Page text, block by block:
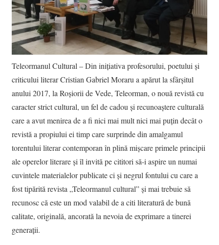
Teleormanul Cultural – Din inițiativa profesorului, poetului și
criticului literar Cristian Gabriel Moraru a apărut la sfârșitul
anului 2017, la Roșiorii de Vede, Teleorman, o nouă revistă cu
caracter strict cultural, un fel de cadou și recunoaștere culturală
care a avut menirea de a fi nici mai mult nici mai puțin decât o
revistă a propiului ei timp care surprinde din amalgamul
torentului literar contemporan în plină mișcare primele principii
ale operelor literare și îl invită pe cititori să-i aspire un numai
cuvintele materialelor publicate ci și negrul fontului cu care a
fost tipărită revista „Teleormanul cultural” și mai trebuie să
recunosc că este un mod valabil de a citi literatură de bună
calitate, originală, ancorată la nevoia de exprimare a tinerei
generații.